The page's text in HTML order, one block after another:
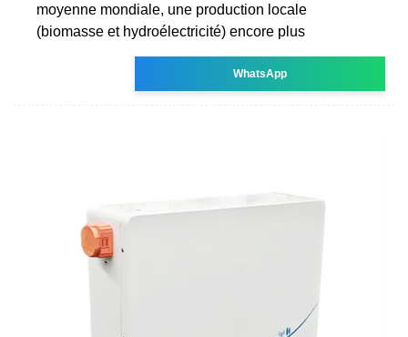
moyenne mondiale, une production locale
(biomasse et hydroélectricité) encore plus
WhatsApp